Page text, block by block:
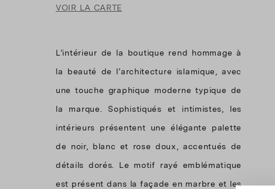
VOIR LA CARTE
L’intérieur de la boutique rend hommage à
la beauté de l’architecture islamique, avec
une touche graphique moderne typique de
la marque. Sophistiqués et intimistes, les
intérieurs présentent une élégante palette
de noir, blanc et rose doux, accentués de
détails dorés. Le motif rayé emblématique
est présent dans la façade en marbre et les